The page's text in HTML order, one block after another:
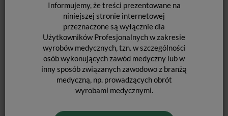
Informujemy, że treści prezentowane na
niniejszej stronie internetowej
przeznaczone są wyłącznie dla
Użytkowników Profesjonalnych w zakresie
wyrobów medycznych, tzn. w szczególności
osób wykonujących zawód medyczny lub w
inny sposób związanych zawodowo z branżą
medyczną, np. prowadzących obrót
wyrobami medycznymi.